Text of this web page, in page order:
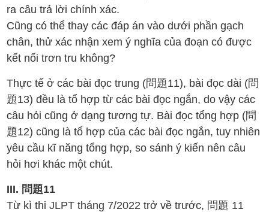
ra câu trả lời chính xác.
Cũng có thể thay các đáp án vào dưới phần gạch
chân, thử xác nhận xem ý nghĩa của đoạn có được
kết nối trơn tru không?
Thực tế ở các bài đọc trung (問題11), bài đọc dài (問
題13) đều là tổ hợp từ các bài đọc ngắn, do vậy các
câu hỏi cũng ở dạng tương tự. Bài đọc tổng hợp (問
題12) cũng là tổ hợp của các bài đọc ngắn, tuy nhiên
yêu cầu kĩ năng tổng hợp, so sánh ý kiến nên câu
hỏi hơi khác một chút.
III. 問題11
Từ kì thi JLPT tháng 7/2022 trở về trước, 問題 11